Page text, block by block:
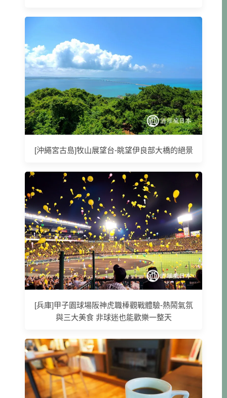
[沖繩宮古島]牧山展望台-眺望伊良部大橋的絕景
[兵庫]甲子園球場阪神虎職棒觀戰體驗-熱鬧氣氛
與三大美食 非球迷也能歡樂一整天